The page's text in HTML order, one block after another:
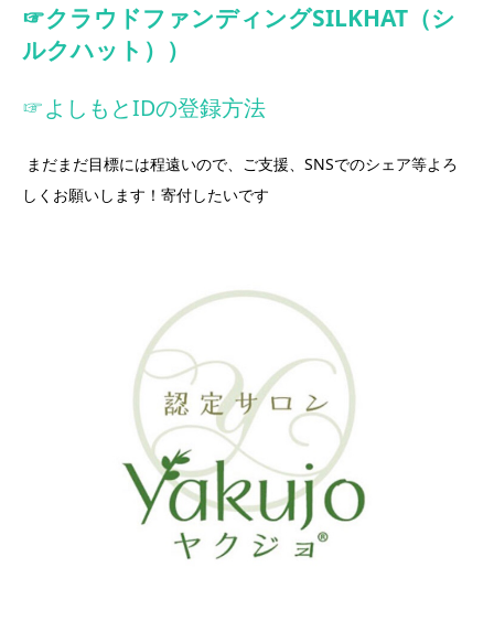
☞クラウドファンディングSILKHAT（シ
ルクハット））
☞よしもとIDの登録方法
まだまだ目標には程遠いので、ご支援、SNSでのシェア等よろ
しくお願いします！寄付したいです